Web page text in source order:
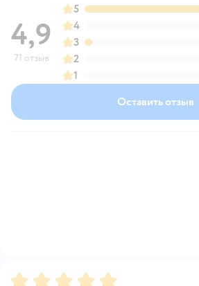
4,9
71 отзыв
5
4
3
2
1
Оставить отзыв
Рейтинг:5